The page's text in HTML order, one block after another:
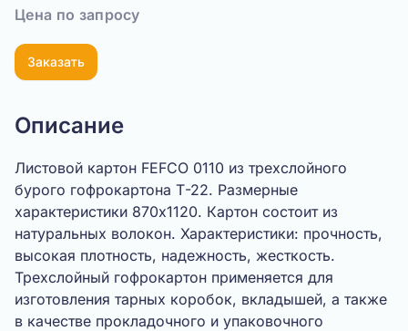
Цена по запросу
Заказать
Описание
Листовой картон FEFCO 0110 из трехслойного
бурого гофрокартона Т-22. Размерные
характеристики 870х1120. Картон состоит из
натуральных волокон. Характеристики: прочность,
высокая плотность, надежность, жесткость.
Трехслойный гофрокартон применяется для
изготовления тарных коробок, вкладышей, а также
в качестве прокладочного и упаковочного